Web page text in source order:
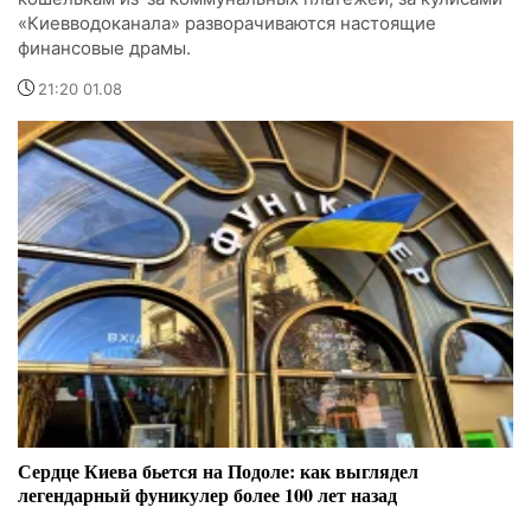
«Киевводоканала» разворачиваются настоящие
финансовые драмы.
21:20 01.08
Сердце Киева бьется на Подоле: как выглядел
легендарный фуникулер более 100 лет назад